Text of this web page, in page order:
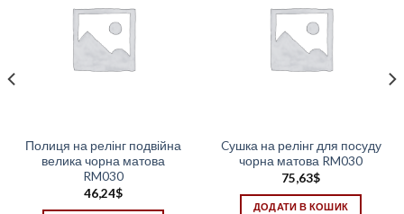
Полиця на релінг подвійна
велика чорна матова
RM030
46,24$
Cушка на релінг для посуду
чорна матова RM030
75,63$
ДОДАТИ В КОШИК